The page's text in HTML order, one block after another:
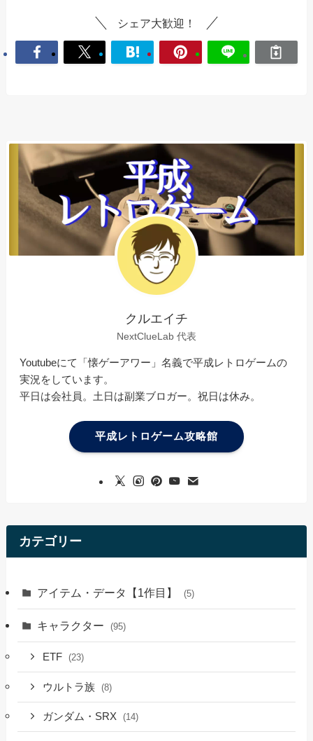
シェア大歓迎！
クルエイチ
NextClueLab 代表
Youtubeにて「懐ゲーアワー」名義で平成レトロゲームの
実況をしています。
平日は会社員。土日は副業ブロガー。祝日は休み。
平成レトロゲーム攻略館
カテゴリー
アイテム・データ【1作目】 (5)
キャラクター (95)
ETF (23)
ウルトラ族 (8)
ガンダム・SRX (14)